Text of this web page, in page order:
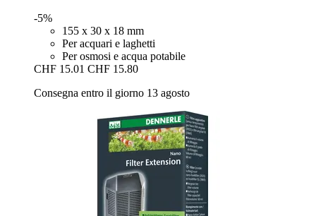
-5%
155 x 30 x 18 mm
Per acquari e laghetti
Per osmosi e acqua potabile
CHF 15.01 CHF 15.80
Consegna entro il giorno 13 agosto